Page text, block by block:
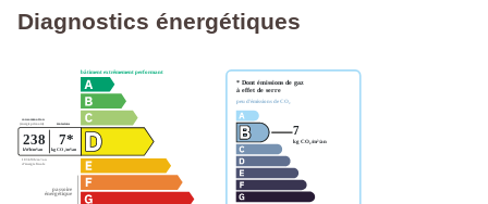
Diagnostics énergétiques